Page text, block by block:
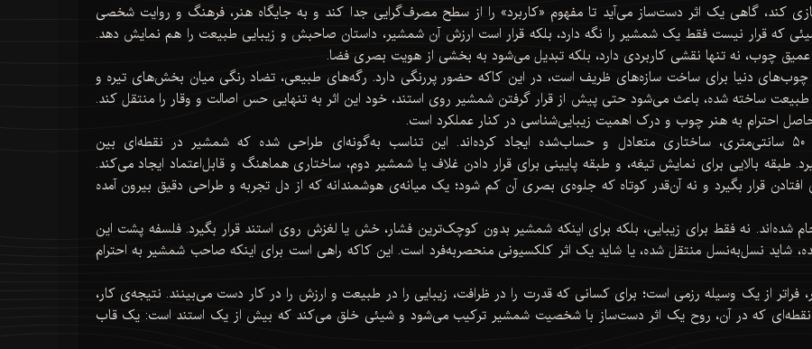
کند، گاهی یک اثر دست‌ساز می‌آید تا مفهوم «کاربرد» را از سطح مصرف‌گرایی جدا کند و به جایگاه هنر، فرهنگ و روایت شخصی
که قرار نیست فقط یک شمشیر را نگه دارد، بلکه قرار است ارزش آن شمشیر، داستان صاحبش و زیبایی طبیعت را هم نمایش دهد.
عمیق چوب، نه تنها نقشی کاربردی دارد، بلکه تبدیل می‌شود به بخشی از هویت بصری فضا.
دنیا برای ساخت سازه‌های ظریف است، در این کاکه حضور پررنگی دارد. رگه‌های طبیعی، تضاد رنگی میان بخش‌های تیره و
ساخته شده، باعث می‌شود حتی پیش از قرار گرفتن شمشیر روی استند، خود این اثر به تنهایی حس اصالت و وقار را منتقل کند.
احترام به هنر چوب و درک اهمیت زیبایی‌شناسی در کنار عملکرد است.
ابعاد ۶۰ سانتی‌متر طول، ۲۰ سانتی‌متر عرض و ارتفاع ۵۰ سانتی‌متری، ساختاری متعادل و حساب‌شده ایجاد کرده‌اند. این تناسب به‌گونه‌ای طراحی شده که شمشیر در نقطه‌ای بین
طبقه بالایی برای نمایش تیغه، و طبقه پایینی برای قرار دادن غلاف یا شمشیر دوم، ساختاری هماهنگ و قابل‌اعتماد ایجاد می‌کند.
قرار بگیرد و نه آن‌قدر کوتاه که جلوه‌ی بصری آن کم شود؛ یک میانه‌ی هوشمندانه که از دل تجربه و طراحی دقیق بیرون آمده
شده‌اند. نه فقط برای زیبایی، بلکه برای اینکه شمشیر بدون کوچک‌ترین فشار، خش یا لغزش روی استند قرار بگیرد. فلسفه پشت این
شاید نسل‌به‌نسل منتقل شده، یا شاید یک اثر کلکسیونی منحصربه‌فرد است. این کاکه راهی است برای اینکه صاحب شمشیر به احترام
از یک وسیله رزمی است؛ برای کسانی که قدرت را در ظرافت، زیبایی را در طبیعت و ارزش را در کار دست می‌بینند. نتیجه‌ی کار،
که در آن، روح یک اثر دست‌ساز با شخصیت شمشیر ترکیب می‌شود و شیئی خلق می‌کند که بیش از یک استند است: یک قاب